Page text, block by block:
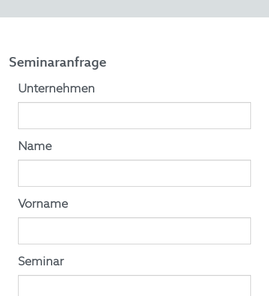
Seminaranfrage
Unternehmen
Name
Vorname
Seminar